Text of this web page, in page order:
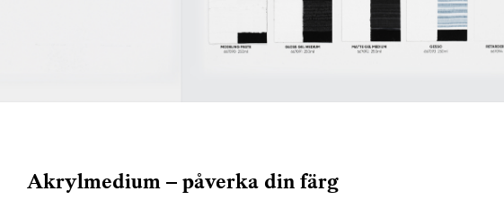
Akrylmedium – påverka din färg